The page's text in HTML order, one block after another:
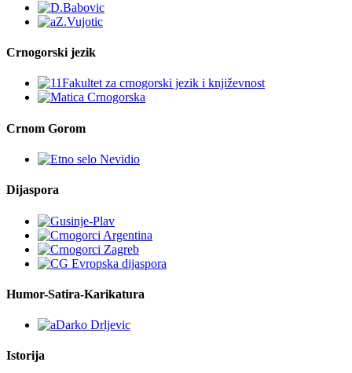
Crnogorski jezik
Crnom Gorom
Dijaspora
Humor-Satira-Karikatura
Istorija